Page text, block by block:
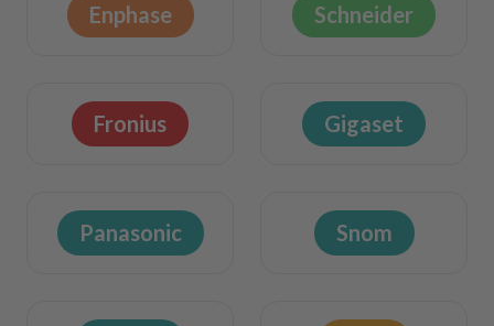
Enphase Schneider
Fronius Gigaset
Panasonic Snom